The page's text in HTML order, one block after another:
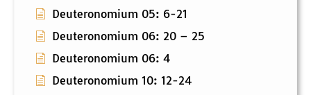
Deuteronomium 05: 6-21
Deuteronomium 06: 20 – 25
Deuteronomium 06: 4
Deuteronomium 10: 12-24